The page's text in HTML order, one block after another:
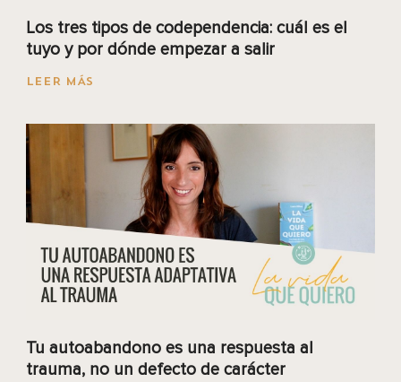
Los tres tipos de codependencia: cuál es el
tuyo y por dónde empezar a salir
LEER MÁS
Tu autoabandono es una respuesta al
trauma, no un defecto de carácter